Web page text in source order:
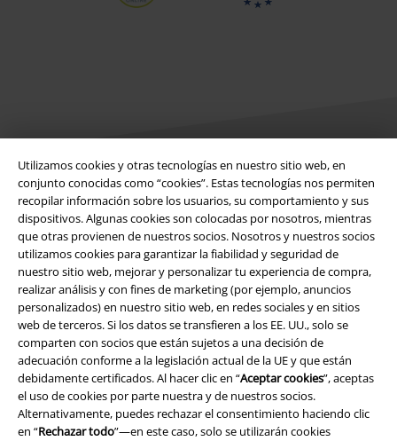
Utilizamos cookies y otras tecnologías en nuestro sitio web, en
conjunto conocidas como “cookies”. Estas tecnologías nos permiten
recopilar información sobre los usuarios, su comportamiento y sus
dispositivos. Algunas cookies son colocadas por nosotros, mientras
que otras provienen de nuestros socios. Nosotros y nuestros socios
utilizamos cookies para garantizar la fiabilidad y seguridad de
nuestro sitio web, mejorar y personalizar tu experiencia de compra,
realizar análisis y con fines de marketing (por ejemplo, anuncios
personalizados) en nuestro sitio web, en redes sociales y en sitios
web de terceros. Si los datos se transfieren a los EE. UU., solo se
comparten con socios que están sujetos a una decisión de
adecuación conforme a la legislación actual de la UE y que están
debidamente certificados. Al hacer clic en “Aceptar cookies”, aceptas
el uso de cookies por parte nuestra y de nuestros socios.
Alternativamente, puedes rechazar el consentimiento haciendo clic
en “Rechazar todo”—en este caso, solo se utilizarán cookies
Legal
Términos y Condiciones
Aviso Legal
Ley protección de datos
Eliminación de residuos y protección del medioambiente
Declaración de Conformidad
Información sobre accesibilidad